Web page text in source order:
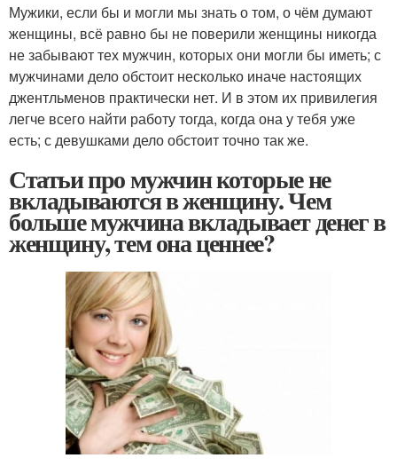
Мужики, если бы и могли мы знать о том, о чём думают
женщины, всё равно бы не поверили женщины никогда
не забывают тех мужчин, которых они могли бы иметь; с
мужчинами дело обстоит несколько иначе настоящих
джентльменов практически нет. И в этом их привилегия
легче всего найти работу тогда, когда она у тебя уже
есть; с девушками дело обстоит точно так же.
Статьи про мужчин которые не
вкладываются в женщину. Чем
больше мужчина вкладывает денег в
женщину, тем она ценнее?